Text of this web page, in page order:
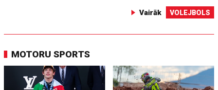
Vairāk VOLEJBOLS
MOTORU SPORTS